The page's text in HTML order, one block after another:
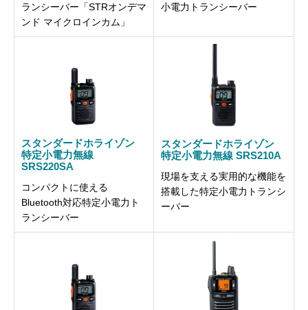
ランシーバー「STRオンデマ
ンド マイクロインカム」
小電力トランシーバー
スタンダードホライゾン
特定小電力無線
SRS220SA
コンパクトに使える
Bluetooth対応特定小電力ト
ランシーバー
スタンダードホライゾン
特定小電力無線 SRS210A
現場を支える実用的な機能を
搭載した特定小電力トランシ
ーバー